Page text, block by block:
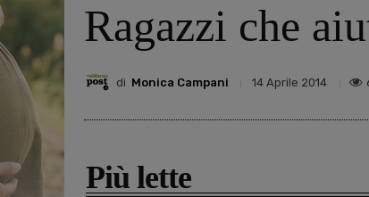
Ragazzi che
di Monica Campani 14 Aprile 2014
Più lette